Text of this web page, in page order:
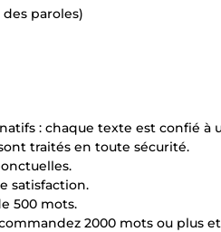
paroles)
: chaque texte est confié
traités en toute sécurité.
satisfaction.
500 mots.
2000 mots ou plus